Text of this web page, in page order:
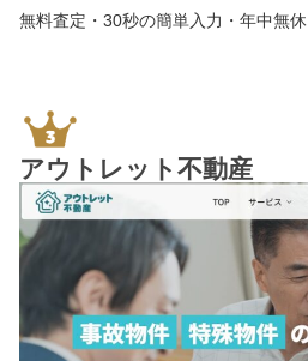
無料査定・30秒の簡単入力・年中無休
アウトレット不動産